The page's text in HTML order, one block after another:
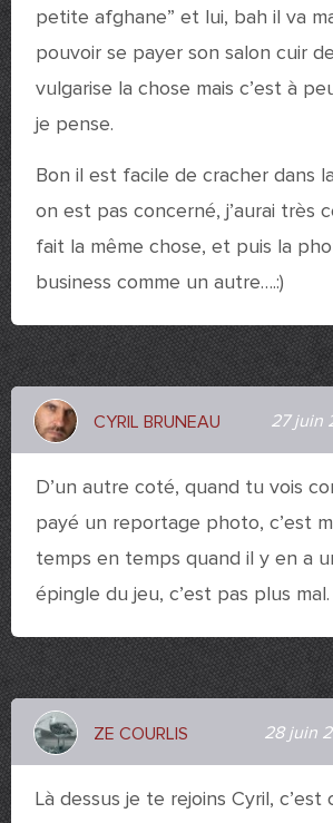
petite afghane” et lui, bah il va
pouvoir se payer son salon cuir
vulgarise la chose mais c’est à
je pense.
Bon il est facile de cracher dans
on est pas concerné, j’aurai très
fait la même chose, et puis la
business comme un autre….:)
CYRIL BRUNEAU 27 juin
D’un autre coté, quand tu vois
payé un reportage photo, c’est
temps en temps quand il y en a
épingle du jeu, c’est pas plus mal.
ZE COURLIS 28 juin
Là dessus je te rejoins Cyril, c’est